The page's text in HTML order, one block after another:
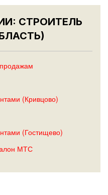
СТРОИТЕЛЬ
(Кривцово)
(Гостищево)
МТС